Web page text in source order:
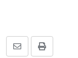
Print
Share